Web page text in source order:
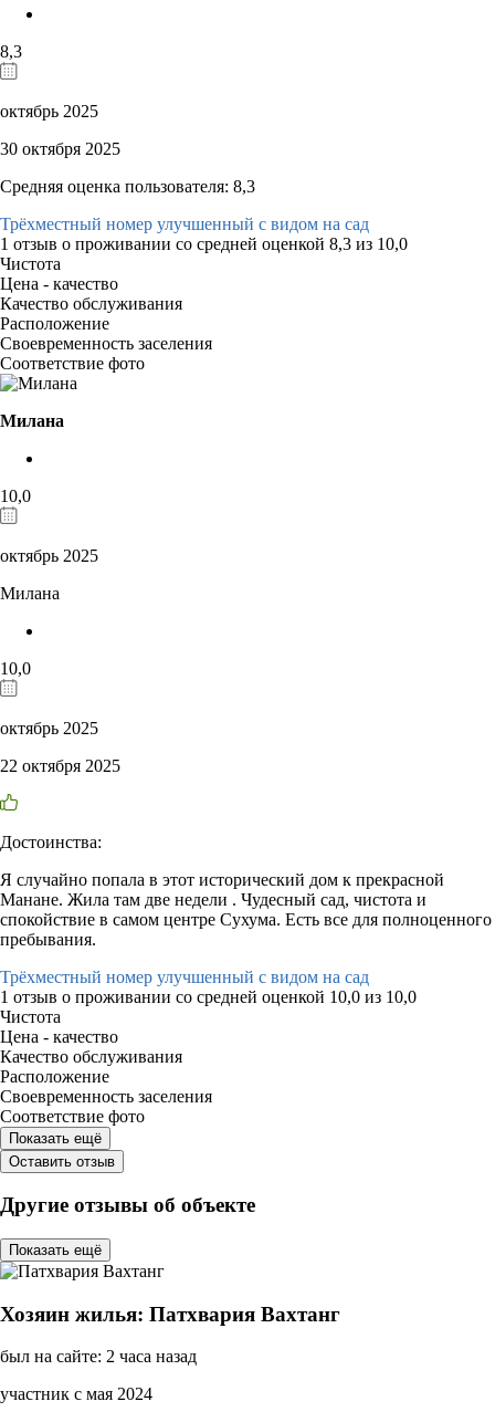
8,3
октябрь 2025
30 октября 2025
Средняя оценка пользователя: 8,3
Трёхместный номер улучшенный с видом на сад
1 отзыв о проживании со средней оценкой 8,3 из 10,0
Чистота
Цена - качество
Качество обслуживания
Расположение
Своевременность заселения
Соответствие фото
Милана
10,0
октябрь 2025
Милана
10,0
октябрь 2025
22 октября 2025
Достоинства:
Я случайно попала в этот исторический дом к прекрасной
Манане. Жила там две недели . Чудесный сад, чистота и
спокойствие в самом центре Сухума. Есть все для полноценного
пребывания.
Трёхместный номер улучшенный с видом на сад
1 отзыв о проживании со средней оценкой 10,0 из 10,0
Чистота
Цена - качество
Качество обслуживания
Расположение
Своевременность заселения
Соответствие фото
Показать ещё
Оставить отзыв
Другие отзывы об объекте
Показать ещё
Хозяин жилья: Патхвария Вахтанг
был на сайте: 2 часа назад
участник с мая 2024